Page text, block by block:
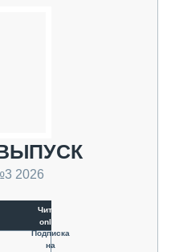
2026
Читать
online
Подписка
на